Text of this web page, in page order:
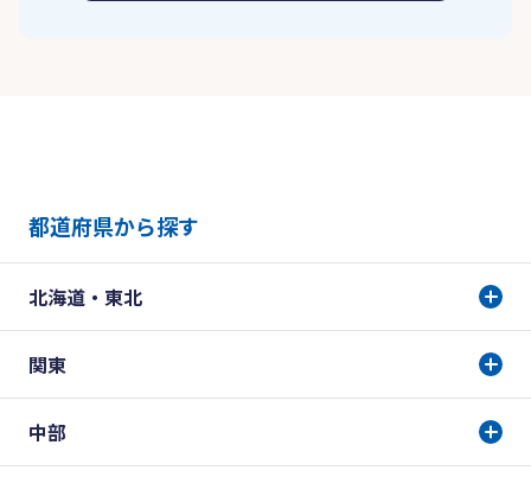
都道府県から探す
北海道・東北
関東
中部